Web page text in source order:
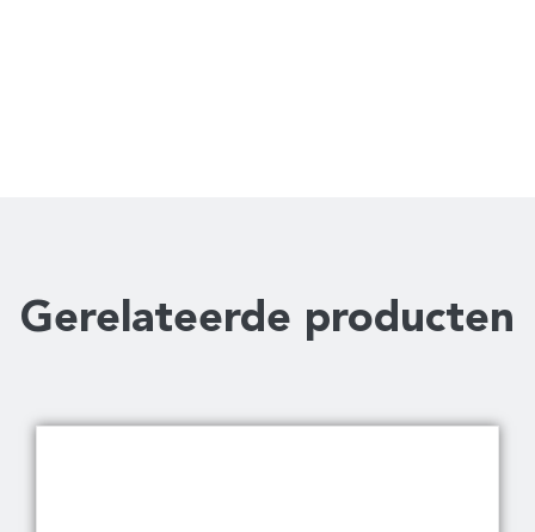
Gerelateerde producten